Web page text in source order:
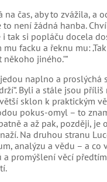
na čas, aby to zvážila, a
to není žádná hanba.
i tak si popláču docela
facku a řeknu mu:
jiného.‘“
naplno a proslýchá
Byli a stále jsou
sklon k praktickým
pokus-omyl – to
a až pak, později, je
Na druhou stranu
analýzu a vědu – a co
promýšlení věcí